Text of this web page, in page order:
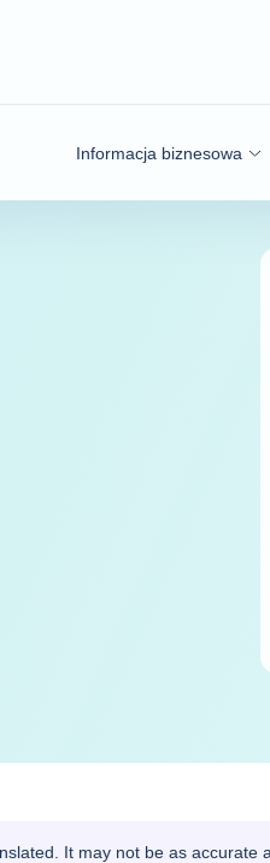
Informacja biznesowa
It may not be as accurate